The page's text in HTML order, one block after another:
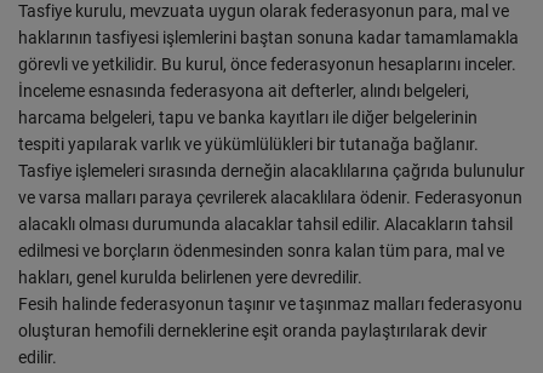
Tasfiye kurulu, mevzuata uygun olarak federasyonun para, mal ve
haklarının tasfiyesi işlemlerini baştan sonuna kadar tamamlamakla
görevli ve yetkilidir. Bu kurul, önce federasyonun hesaplarını inceler.
İnceleme esnasında federasyona ait defterler, alındı belgeleri,
harcama belgeleri, tapu ve banka kayıtları ile diğer belgelerinin
tespiti yapılarak varlık ve yükümlülükleri bir tutanağa bağlanır.
Tasfiye işlemeleri sırasında derneğin alacaklılarına çağrıda bulunulur
ve varsa malları paraya çevrilerek alacaklılara ödenir. Federasyonun
alacaklı olması durumunda alacaklar tahsil edilir. Alacakların tahsil
edilmesi ve borçların ödenmesinden sonra kalan tüm para, mal ve
hakları, genel kurulda belirlenen yere devredilir.
Fesih halinde federasyonun taşınır ve taşınmaz malları federasyonu
oluşturan hemofili derneklerine eşit oranda paylaştırılarak devir
edilir.